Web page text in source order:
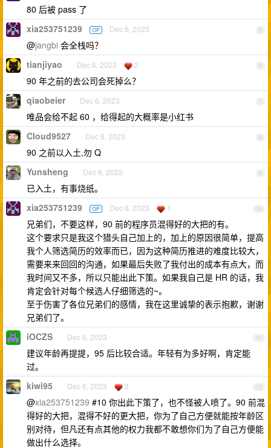
80 后被 pass 了
5
xia253751239 OP Dec 6, 2023
@jangbi 会全栈吗？
6
tianjiyao Dec 6, 2023 2
90 年之前的去公司会死掉么？
7
qiaobeier Dec 6, 2023
唯品会给不起 60 ，给得起的大概率是小红书
8
Cloud9527 Dec 6, 2023
90 之前以入土,勿 Q
9
Yunsheng Dec 6, 2023
已入土，有事烧纸。
10
xia253751239 OP Dec 6, 2023 1
兄弟们，不要这样，90 前的程序员混得好的大把的有。
这个要求只是我这个猎头自己加上的，加上的原因很简单，提高
我个人筛选简历的效率而已，因为这种简历推进的难度比较大，
需要来来回回的沟通，如果最后失败了我付出的成本有点大，而
我时间又不多，所以只能出此下策。如果我自己是 HR 的话，我
肯定会针对每个候选人仔细筛选的~。
至于伤害了各位兄弟们的感情，我在这里诚挚的表示抱歉，谢谢
兄弟们了。
11
iOCZS Dec 6, 2023
建议年龄再提提，95 后比较合适。年轻有为多好啊，肯定能
过。
12
kiwi95 Dec 6, 2023 3
@xia253751239 #10 你出此下策了，也不怪被人喷了。90 前混
得好的大把，混得不好的更大把，你为了自己方便就能按年龄区
别对待，但凡还有点其他的权力我都不敢想你们为了自己方便能
做出什么选择。